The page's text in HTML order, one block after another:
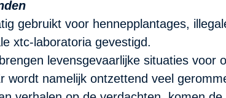
gebruikt voor hennepplantages,
xtc-laboratoria gevestigd.
levensgevaarlijke situaties voor
wordt namelijk ontzettend veel